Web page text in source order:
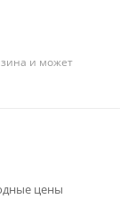
и может
цены